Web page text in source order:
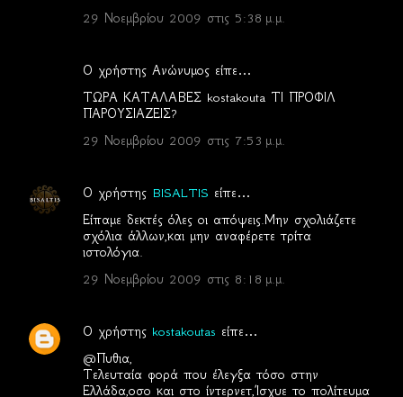
29 Νοεμβρίου 2009 στις 5:38 μ.μ.
Ο χρήστης Ανώνυμος είπε…
ΤΩΡΑ ΚΑΤΑΛΑΒΕΣ kostakouta ΤΙ ΠΡΟΦΙΛ
ΠΑΡΟΥΣΙΑΖΕΙΣ?
29 Νοεμβρίου 2009 στις 7:53 μ.μ.
Ο χρήστης BISALTIS είπε…
Είπαμε δεκτές όλες οι απόψεις.Μην σχολιάζετε
σχόλια άλλων,και μην αναφέρετε τρίτα
ιστολόγια.
29 Νοεμβρίου 2009 στις 8:18 μ.μ.
Ο χρήστης kostakoutas είπε…
@Πυθια,
Τελευταία φορά που έλεγξα τόσο στην
Ελλάδα,οσο και στο ίντερνετ,Ίσχυε το πολίτευμα